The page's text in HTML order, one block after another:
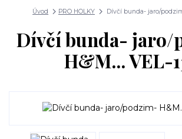
Úvod PRO HOLKY Dívčí bunda- jaro/
Dívčí bunda- jaro/
H&M... VEL-